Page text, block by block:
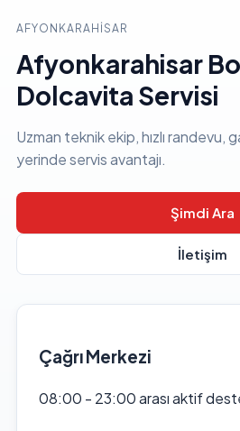
AFYONKARAHISAR
Afyonkarahisar
Dolcavita Servisi
Uzman teknik ekip, hızlı randevu,
yerinde servis avantajı.
Şimdi Ara
İletişim
Çağrı Merkezi
08:00 - 23:00 arası aktif